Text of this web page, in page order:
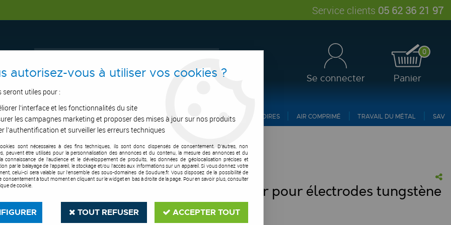
Service clients 05 62 36 21 97
Se connecter
0
Panier
ASPIRATION OUTILS DE COUPE SOUDURE E.P.I ACCESSOIRES AIR COMPRIMÉ TRAVAIL DU MÉTAL SAV
Tunsgtène>Affûteuse Power Pointer pour électrodes tungstène
LITTY
Affûteuse Power Pointer pour électrodes tungstène
Soyez le premier à donner votre avis !
autorisez-vous à utiliser vos cookies ?
seront utiles pour :
l'interface et les fonctionnalités du site
les campagnes marketing et proposer des mises à jour sur nos produits
l'authentification et surveiller les erreurs techniques
sont nécessaires à des fins techniques, ils sont donc dispensés de consentement. D'autres, non
peuvent être utilisés pour la personnalisation des annonces et du contenu, la mesure des annonces et du
connaissance de l'audience et le développement de produits, les données de géolocalisation précises et
par le balayage de l'appareil, le stockage et/ou l'accès aux informations sur un appareil. Si vous donnez votre
celui-ci sera valable sur l’ensemble des sous-domaines de Soudure.fr. Vous disposez de la possibilité de
consentement à tout moment en cliquant sur le widget en bas à droite de la page. Pour en savoir plus, consulter
de cookie.
TOUT REFUSER ACCEPTER TOUT